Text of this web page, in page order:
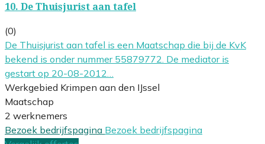
10. De Thuisjurist aan tafel
(0)
De Thuisjurist aan tafel is een Maatschap die bij de KvK
bekend is onder nummer 55879772. De mediator is
gestart op 20-08-2012…
Werkgebied Krimpen aan den IJssel
Maatschap
2 werknemers
Bezoek bedrijfspagina Bezoek bedrijfspagina